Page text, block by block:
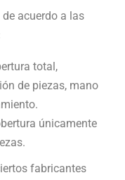
acuerdo a las
total,
de piezas, mano
únicamente
fabricantes